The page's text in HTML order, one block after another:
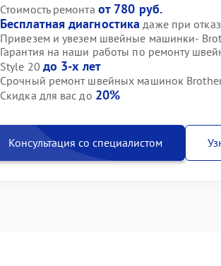
Стоимость ремонта от 780 руб.
Бесплатная диагностика даже при
Привезем и увезем швейные машинки-
Гарантия на наши работы по ремонту
Style 20 до 3-х лет
Срочный ремонт швейных машинок
Скидка для вас до 20%
Консультация со специалистом